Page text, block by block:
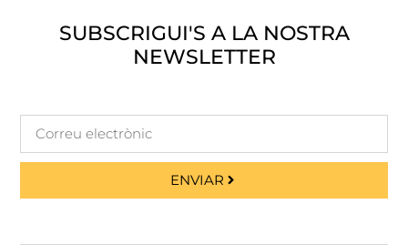
SUBSCRIGUI'S A LA NOSTRA
NEWSLETTER
ENVIAR